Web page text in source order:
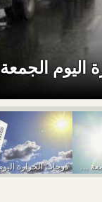
11-3-2022 في المحافظات
درجات الحرارة غدا الجمعة في المحافظات